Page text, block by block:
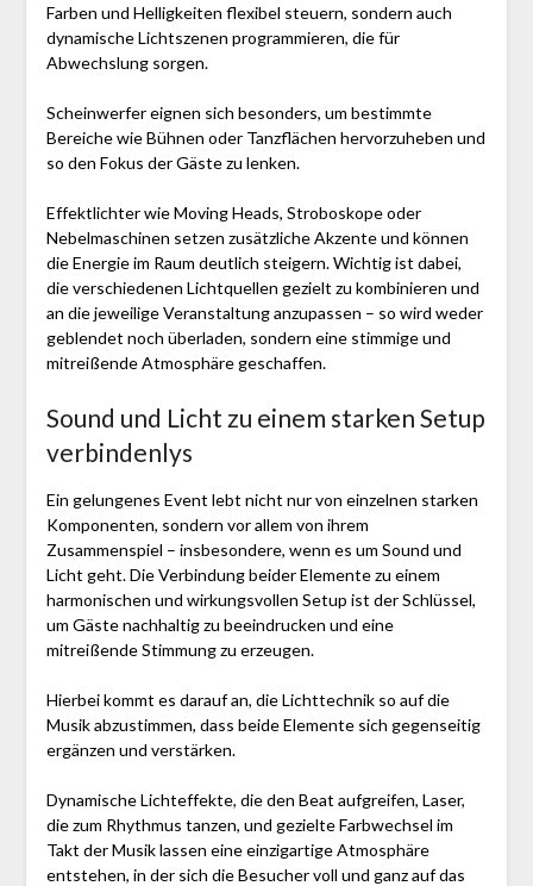
Farben und Helligkeiten flexibel steuern, sondern auch
dynamische Lichtszenen programmieren, die für
Abwechslung sorgen.
Scheinwerfer eignen sich besonders, um bestimmte
Bereiche wie Bühnen oder Tanzflächen hervorzuheben und
so den Fokus der Gäste zu lenken.
Effektlichter wie Moving Heads, Stroboskope oder
Nebelmaschinen setzen zusätzliche Akzente und können
die Energie im Raum deutlich steigern. Wichtig ist dabei,
die verschiedenen Lichtquellen gezielt zu kombinieren und
an die jeweilige Veranstaltung anzupassen – so wird weder
geblendet noch überladen, sondern eine stimmige und
mitreißende Atmosphäre geschaffen.
Sound und Licht zu einem starken Setup
verbindenlys
Ein gelungenes Event lebt nicht nur von einzelnen starken
Komponenten, sondern vor allem von ihrem
Zusammenspiel – insbesondere, wenn es um Sound und
Licht geht. Die Verbindung beider Elemente zu einem
harmonischen und wirkungsvollen Setup ist der Schlüssel,
um Gäste nachhaltig zu beeindrucken und eine
mitreißende Stimmung zu erzeugen.
Hierbei kommt es darauf an, die Lichttechnik so auf die
Musik abzustimmen, dass beide Elemente sich gegenseitig
ergänzen und verstärken.
Dynamische Lichteffekte, die den Beat aufgreifen, Laser,
die zum Rhythmus tanzen, und gezielte Farbwechsel im
Takt der Musik lassen eine einzigartige Atmosphäre
entstehen, in der sich die Besucher voll und ganz auf das